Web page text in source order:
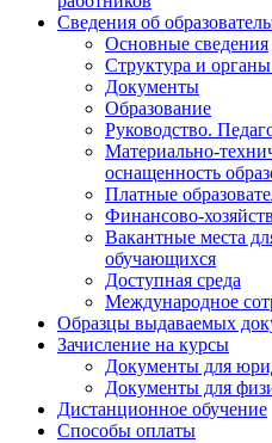
Сведения об
Основные сведения
Структура и
Документы
Образование
Руководство.
Материально-
оснащенность
Платные
Финансово-
Вакантные места
обучающихся
Доступная среда
Международное
Образцы выдаваемых
Зачисление на курсы
Документы для
Документы для
Дистанционное обучение
Способы оплаты